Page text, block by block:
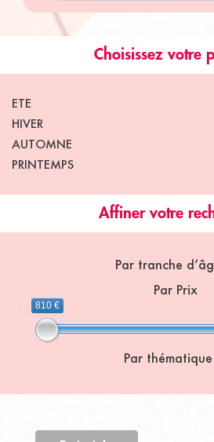
Choisissez votre
ETE
HIVER
AUTOMNE
PRINTEMPS
Affiner votre
Par tranche
Par Prix
810 €
Par thématique